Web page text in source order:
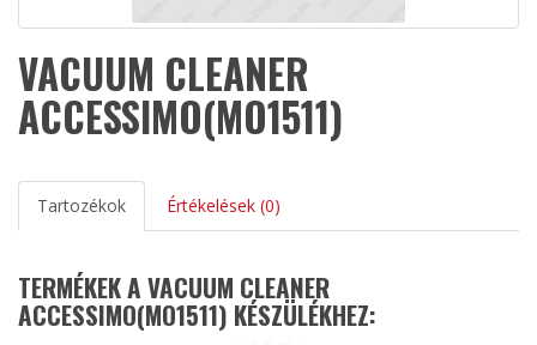
VACUUM CLEANER
ACCESSIMO(MO1511)
Tartozékok Értékelések (0)
TERMÉKEK A VACUUM CLEANER
ACCESSIMO(MO1511) KÉSZÜLÉKHEZ: